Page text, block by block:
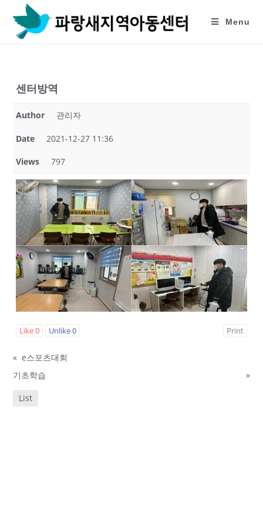
content
Menu
센터방역
Author 관리자
Date 2021-12-27 11:36
Views 797
Like0 Unlike0 Print
« e스포츠대회
기초학습
»
List